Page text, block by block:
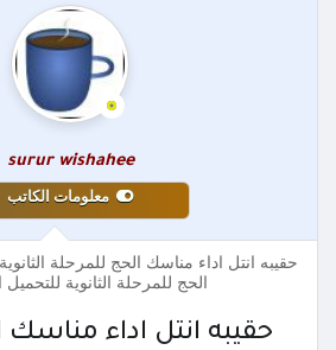
surur wishahee
معلومات الكاتب
حقيبه انتل اداء مناسك الحج للمرحلة
الحج للمرحلة الثانوية
حقيبه انتل اداء مناسك